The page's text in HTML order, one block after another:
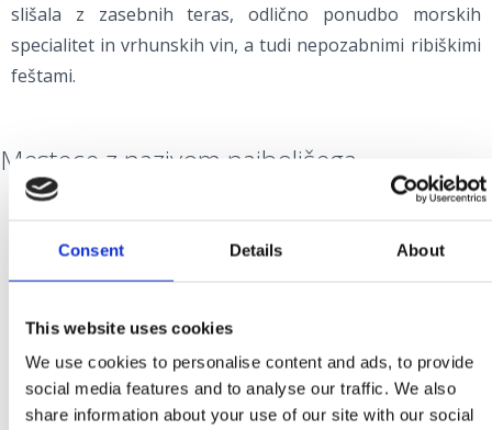
Consent Details About
This website uses cookies
We use cookies to personalise content and ads, to provide
social media features and to analyse our traffic. We also
share information about your use of our site with our social
slišala z zasebnih teras, odlično ponudbo morskih
specialitet in vrhunskih vin, a tudi nepozabnimi ribiškimi
feštami.
Mestece z nazivom najboljšega
Ali ste vedeli, da so Selce kar 4-krat razglasili za najbolj
urejen turistični kraj na Kvarnerju? In da so ga okronali z
Jadranu? Prav to je naše Selce, majhno, skromno
mestece, nekdanji dom ribičev in zidarjev, danes pa
barvit kraj za nepozaben dopust.